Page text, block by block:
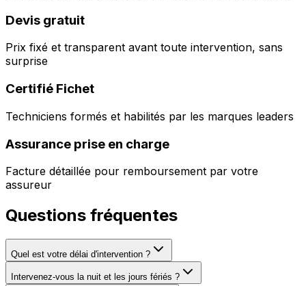
Devis gratuit
Prix fixé et transparent avant toute intervention, sans
surprise
Certifié Fichet
Techniciens formés et habilités par les marques leaders
Assurance prise en charge
Facture détaillée pour remboursement par votre
assureur
Questions fréquentes
Quel est votre délai d'intervention ?
Intervenez-vous la nuit et les jours fériés ?